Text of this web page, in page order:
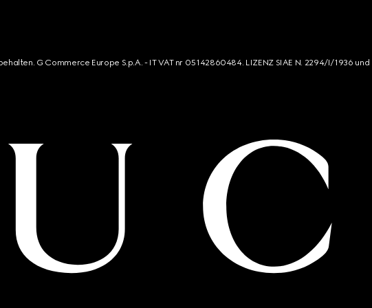
G Commerce Europe S.p.A. - IT VAT nr 05142860484. LIZENZ SIAE N. 2294/I/1936